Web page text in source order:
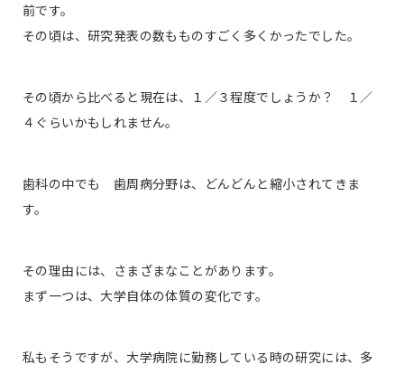
前です。
その頃は、研究発表の数もものすごく多くかったでした。
その頃から比べると現在は、１／３程度でしょうか？ １／
４ぐらいかもしれません。
歯科の中でも 歯周病分野は、どんどんと縮小されてきま
す。
その理由には、さまざまなことがあります。
まず一つは、大学自体の体質の変化です。
私もそうですが、大学病院に勤務している時の研究には、多